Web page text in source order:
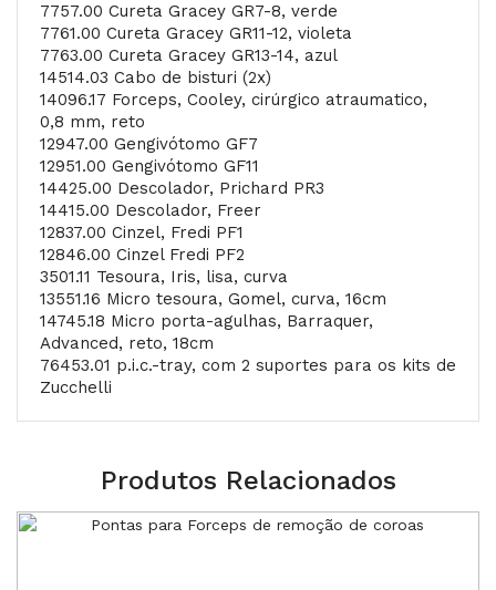
7757.00 Cureta Gracey GR7-8, verde
7761.00 Cureta Gracey GR11-12, violeta
7763.00 Cureta Gracey GR13-14, azul
14514.03 Cabo de bisturi (2x)
14096.17 Forceps, Cooley, cirúrgico atraumatico,
0,8 mm, reto
12947.00 Gengivótomo GF7
12951.00 Gengivótomo GF11
14425.00 Descolador, Prichard PR3
14415.00 Descolador, Freer
12837.00 Cinzel, Fredi PF1
12846.00 Cinzel Fredi PF2
3501.11 Tesoura, Iris, lisa, curva
13551.16 Micro tesoura, Gomel, curva, 16cm
14745.18 Micro porta-agulhas, Barraquer,
Advanced, reto, 18cm
76453.01 p.i.c.-tray, com 2 suportes para os kits de
Zucchelli
Produtos Relacionados